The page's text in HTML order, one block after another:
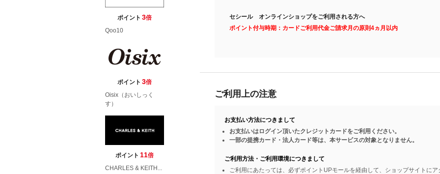
ポイント 3倍
Qoo10
ポイント 3倍
Oisix（おいしっく
す）
ポイント 11倍
CHARLES & KEITH...
セシール オンラインショップをご利用される方へ
ポイント付与時期：カードご利用代金ご請求月の原則4ヵ月以内
ご利用上の注意
お支払い方法につきまして
お支払いはログイン頂いたクレジットカードをご利用ください。
一部の提携カード・法人カード等は、本サービスの対象となりません。
ご利用方法・ご利用環境につきまして
ご利用にあたっては、必ずポイントUPモールを経由して、ショップサイトにア